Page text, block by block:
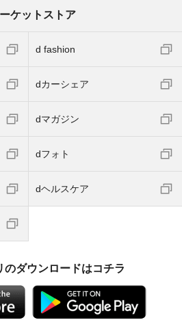
ケットストア
d fashion
dカーシェア
dマガジン
dフォト
dヘルスケア
のダウンロードはコチラ